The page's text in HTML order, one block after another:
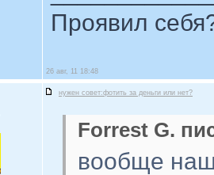
Проявил
26 авг, 11 18:48
нужен совет:фотить за деньги или нет?
Forrest G.
вообще